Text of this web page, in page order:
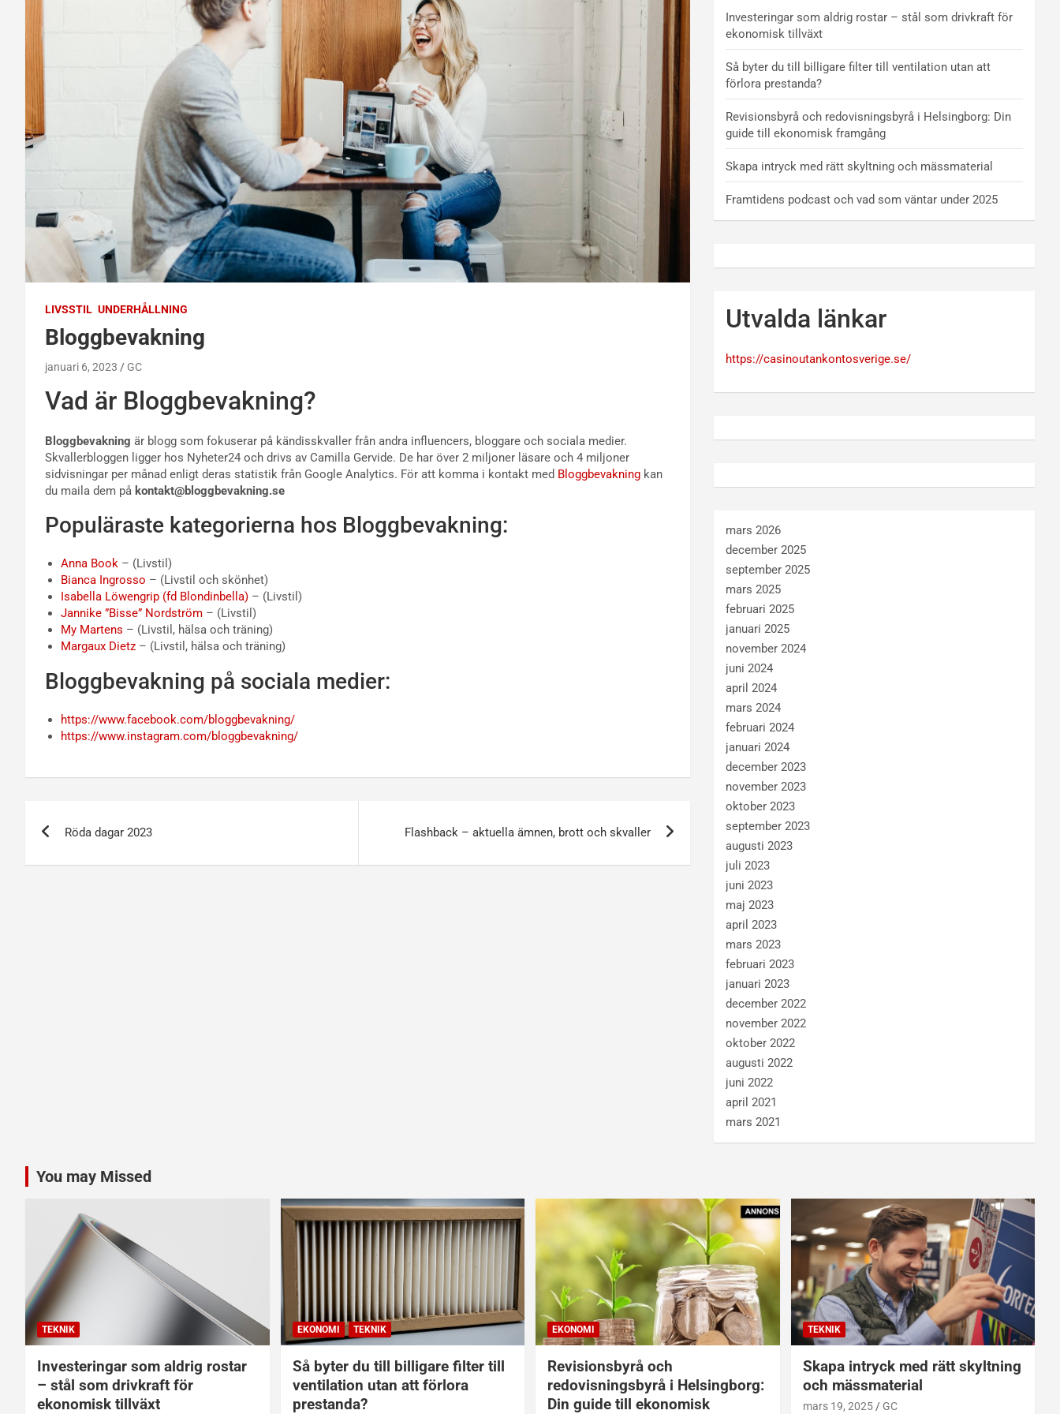
LIVSSTIL UNDERHÅLLNING
Bloggbevakning
januari 6, 2023 GC
Vad är Bloggbevakning?
Bloggbevakning är blogg som fokuserar på kändisskvaller från andra influencers, bloggare och sociala medier.
Skvallerbloggen ligger hos Nyheter24 och drivs av Camilla Gervide. De har över 2 miljoner läsare och 4 miljoner
sidvisningar per månad enligt deras statistik från Google Analytics. För att komma i kontakt med Bloggbevakning kan
du maila dem på kontakt@bloggbevakning.se
Populäraste kategorierna hos Bloggbevakning:
Anna Book – (Livstil)
Bianca Ingrosso – (Livstil och skönhet)
Isabella Löwengrip (fd Blondinbella) – (Livstil)
Jannike ”Bisse” Nordström – (Livstil)
My Martens – (Livstil, hälsa och träning)
Margaux Dietz – (Livstil, hälsa och träning)
Bloggbevakning på sociala medier:
https://www.facebook.com/bloggbevakning/
https://www.instagram.com/bloggbevakning/
Röda dagar 2023 Flashback – aktuella ämnen, brott och skvaller
Investeringar som aldrig rostar – stål som drivkraft för
ekonomisk tillväxt
Så byter du till billigare filter till ventilation utan att
förlora prestanda?
Revisionsbyrå och redovisningsbyrå i Helsingborg: Din
guide till ekonomisk framgång
Skapa intryck med rätt skyltning och mässmaterial
Framtidens podcast och vad som väntar under 2025
Utvalda länkar
https://casinoutankontosverige.se/
mars 2026
december 2025
september 2025
mars 2025
februari 2025
januari 2025
november 2024
juni 2024
april 2024
mars 2024
februari 2024
januari 2024
december 2023
november 2023
oktober 2023
september 2023
augusti 2023
juli 2023
juni 2023
maj 2023
april 2023
mars 2023
februari 2023
januari 2023
december 2022
november 2022
oktober 2022
augusti 2022
juni 2022
april 2021
mars 2021
You may Missed
TEKNIK
Investeringar som aldrig rostar
– stål som drivkraft för
ekonomisk tillväxt
EKONOMI TEKNIK
Så byter du till billigare filter till
ventilation utan att förlora
prestanda?
EKONOMI
Revisionsbyrå och
redovisningsbyrå i Helsingborg:
Din guide till ekonomisk
TEKNIK
Skapa intryck med rätt skyltning
och mässmaterial
mars 19, 2025 GC